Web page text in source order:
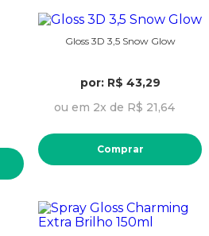
Gloss 3D 3,5 Snow Glow
por: R$ 43,29
ou em 2x de R$ 21,64
Comprar